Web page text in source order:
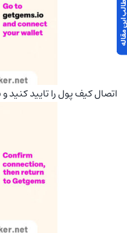
اتصال کیف پول را تایید کنید